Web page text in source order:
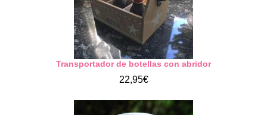
Transportador de botellas con abridor
22,95€